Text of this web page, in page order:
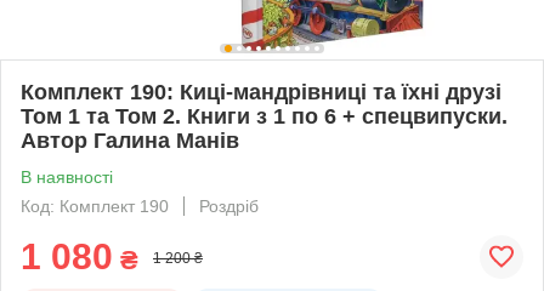
Комплект 190: Киці-мандрівниці та їхні друзі
Том 1 та Том 2. Книги з 1 по 6 + спецвипуски.
Автор Галина Манів
В наявності
Код: Комплект 190
Роздріб
1 080 ₴ 1 200 ₴